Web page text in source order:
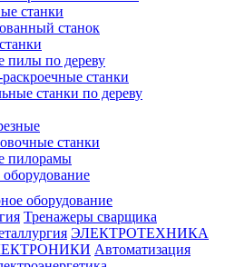
станки
станок
пилы по дереву
станки
станки по дереву
станки
пилорамы
оборудование
Тренажеры сварщика
ЭЛЕКТРОТЕХНИКА
Автоматизация